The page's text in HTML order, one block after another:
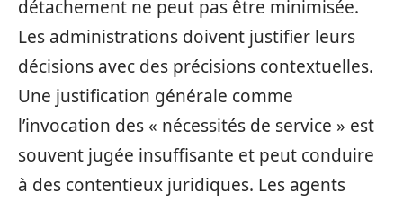
détachement ne peut pas être minimisée.
Les administrations doivent justifier leurs
décisions avec des précisions contextuelles.
Une justification générale comme
l’invocation des « nécessités de service » est
souvent jugée insuffisante et peut conduire
à des contentieux juridiques. Les agents